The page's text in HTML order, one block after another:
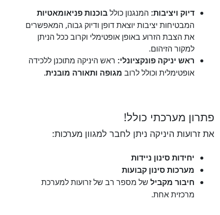
דיוק ויציבות: המנגנון כולל בוכנות פניאומאטיות
המבטיחות יציבות יוצאת דופן ודיוק גבוה, המאפשרים
את הצבת הזרוע באופן אופטימלי וקרוב ככל הניתן
למקור הזיהום.
ראש יניקה פונקציונלי: ראש היניקה מתוכנן ללכידה
אופטימלית וכולל לרוב מגופה ותאורה מובנית.
פתרון מערכתי כולל!
את זרועות היניקה ניתן לחבר למגוון מערכות:
יחידות סינון ניידות
מערכות סינון קבועות
חיבור מקביל של מספר רב של זרועות למערכת
מרכזית אחת.